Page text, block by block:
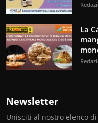
La
Newsletter
Unisciti al nostro elenco